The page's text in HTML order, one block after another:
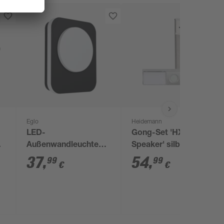
Eglo
LED-
Außenwandleuchte
'Madriz' 3,6 W 740 lm
warmweiß IP 44 5 x
37,99 €
Heidemann
Gong-Set 'HX
Speaker' silbern
54,99 €